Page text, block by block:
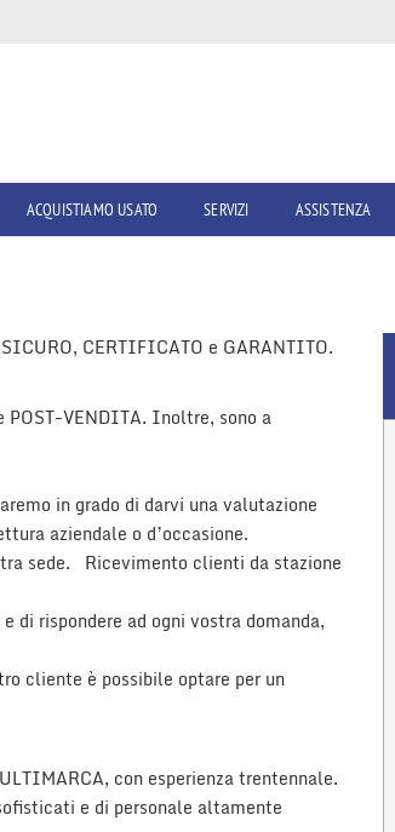
ACQUISTIAMO USATO SERVIZI ASSISTENZA
CERTIFICATO e GARANTITO.
POST-VENDITA. Inoltre, sono a
in grado di darvi una valutazione
aziendale o d’occasione.
sede. Ricevimento clienti da stazione
di rispondere ad ogni vostra domanda,
cliente è possibile optare per un
con esperienza trentennale.
e di personale altamente